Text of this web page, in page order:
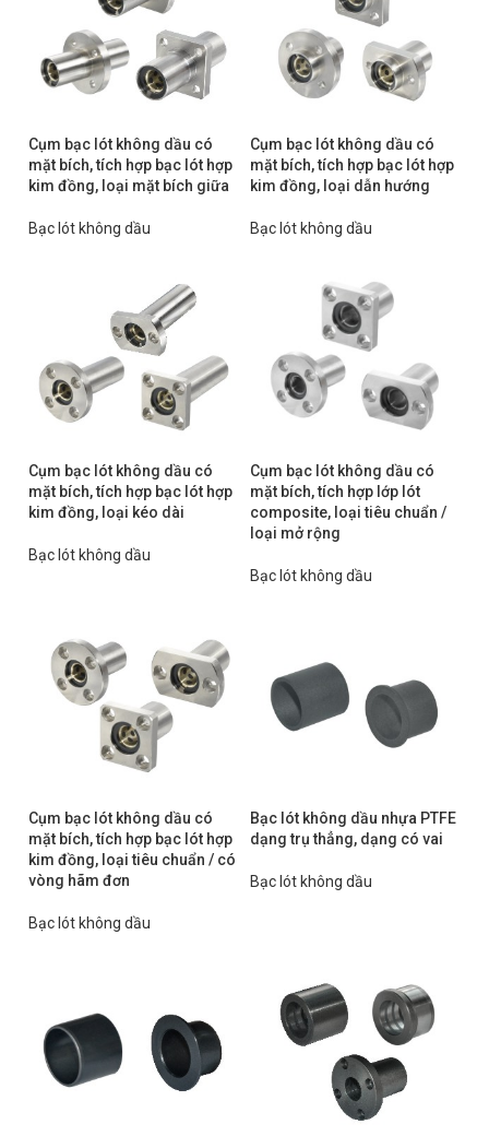
Cụm bạc lót không dầu có
mặt bích, tích hợp bạc lót hợp
kim đồng, loại mặt bích giữa
Bạc lót không dầu
Cụm bạc lót không dầu có
mặt bích, tích hợp bạc lót hợp
kim đồng, loại dẫn hướng
Bạc lót không dầu
Cụm bạc lót không dầu có
mặt bích, tích hợp bạc lót hợp
kim đồng, loại kéo dài
Bạc lót không dầu
Cụm bạc lót không dầu có
mặt bích, tích hợp lớp lót
composite, loại tiêu chuẩn /
loại mở rộng
Bạc lót không dầu
Cụm bạc lót không dầu có
mặt bích, tích hợp bạc lót hợp
kim đồng, loại tiêu chuẩn / có
vòng hãm đơn
Bạc lót không dầu
Bạc lót không dầu nhựa PTFE
dạng trụ thẳng, dạng có vai
Bạc lót không dầu